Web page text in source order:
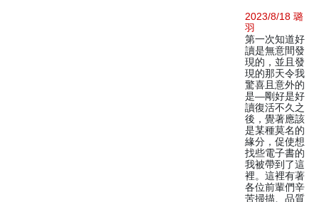
2023/8/18 璐
羽
第一次知道好
讀是無意間發
現的，並且發
現的那天令我
驚喜且意外的
是—剛好是好
讀復活不久之
後，覺著應該
是某種莫名的
緣分，促使想
找些電子書的
我被帶到了這
裡。這裡有著
各位前輩們辛
苦掃描、品質